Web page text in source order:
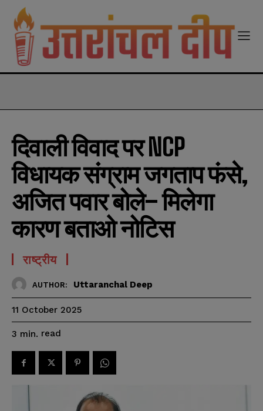
दिवाली विवाद पर NCP
विधायक संग्राम जगताप फंसे,
अजित पवार बोले– मिलेगा
कारण बताओ नोटिस
राष्ट्रीय
AUTHOR: Uttaranchal Deep
11 October 2025
3 min. read